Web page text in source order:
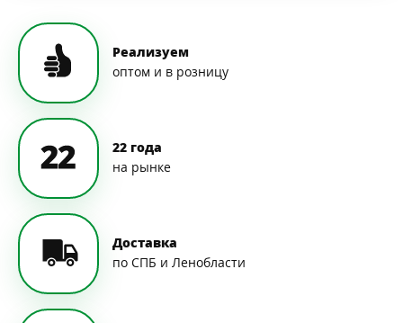
Реализуем
оптом и в розницу
22 года
на рынке
Доставка
по СПБ и Ленобласти